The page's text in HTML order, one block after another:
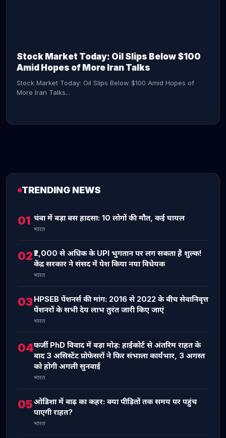
Stock Market Today: Oil Slips Below $100
Amid Hopes of More Iran Talks
Stock Market Today: Oil Slips Below $100 Amid Hopes of
More Iran Talks...
TRENDING NEWS
01 चंबा में बड़ा बस हादसा: 10 लोगों की मौत, कई घायल
भारत
02₹2,000 से अधिक के UPI भुगतान पर लग सकता है शुल्क!
केंद्र सरकार ने संसद में पेश किया नया विधेयक
भारत
03HPSEB पेंशनर्स की मांग: 2016 से 2022 के बीच सेवानिवृत्त
पेंशनरों के सभी देय लाभ तुरंत जारी किए जाएं
भारत
04फर्जी PhD विवाद में बड़ा मोड़: हाईकोर्ट से अंतरिम राहत के
बाद 3 असिस्टेंट प्रोफेसरों ने फिर संभाला कार्यभार, 3 अगस्त
को होगी अगली सुनवाई
भारत
05ओडिशा में बाढ़ का कहर: क्या पीड़ितों तक समय पर पहुंच
पाएगी राहत?
भारत